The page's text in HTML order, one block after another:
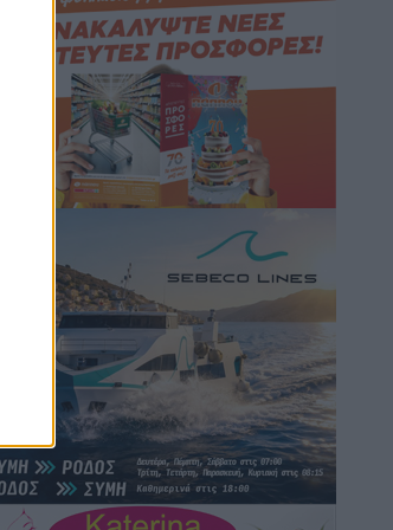
Αθλητικά• πριν 28 λεπτά
Η Μανίσα πήρε Buie και Davis
πριν 30 λεπτά
Γ.Σ. Ηπιόνη: «Προπονητική ομάδα με
εμπειρία, επιστημονική γνώση και
Αθλητικά• πριν 31 λεπτά
Α.Σ. Ρόδος: Ξανά στα «πράσινα» ο
Νίκος Κοντίτσης
πριν 34 λεπτά
Συναυλία Μάριου Φραγκούλη –
Γιώργου Περρή στην Κάσο
Πολιτιστικά• πριν 46 λεπτά